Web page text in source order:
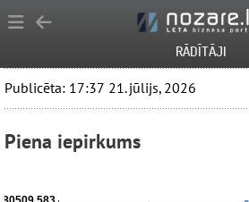
RĀDĪTĀJI
Publicēta: 17:37 21. jūlijs, 2026
Piena iepirkums